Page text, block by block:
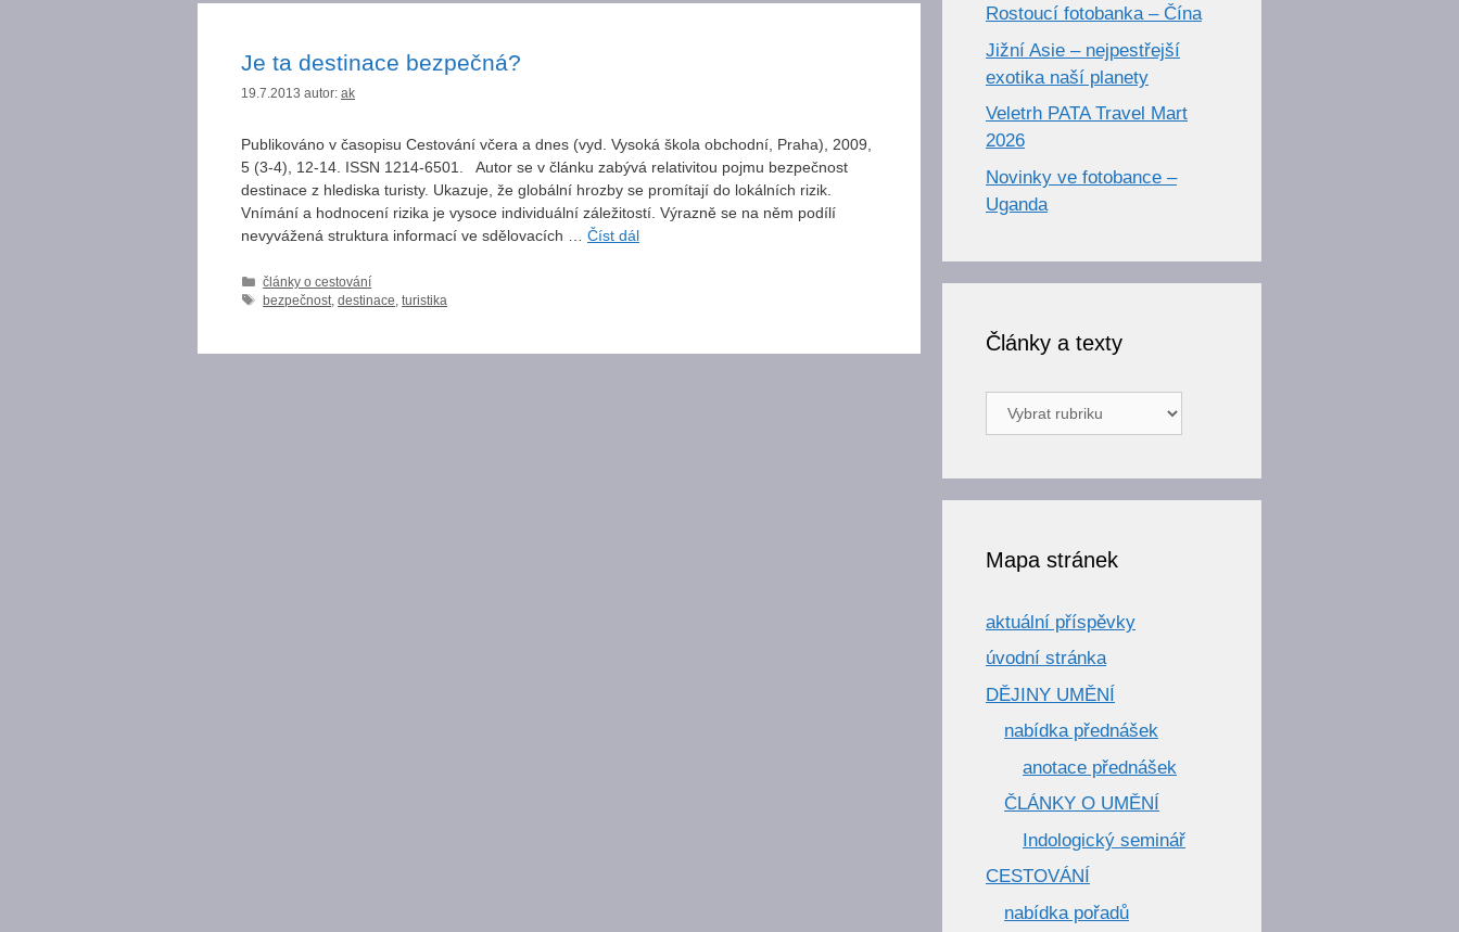
Je ta destinace bezpečná?
19.7.2013 autor: ak
Publikováno v časopisu Cestování včera a dnes (vyd. Vysoká škola obchodní, Praha), 2009,
5 (3-4), 12-14. ISSN 1214-6501. Autor se v článku zabývá relativitou pojmu bezpečnost
destinace z hlediska turisty. Ukazuje, že globální hrozby se promítají do lokálních rizik.
Vnímání a hodnocení rizika je vysoce individuální záležitostí. Výrazně se na něm podílí
nevyvážená struktura informací ve sdělovacích … Číst dál
Rubriky
články o cestování
Štítky
bezpečnost ,destinace ,turistika
Rostoucí fotobanka – Čína
Jižní Asie – nejpestřejší
exotika naší planety
Veletrh PATA Travel Mart
2026
Novinky ve fotobance –
Uganda
Články a texty
Články
a
Mapa stránek
aktuální příspěvky
úvodní stránka
DĚJINY UMĚNÍ
nabídka přednášek
anotace přednášek
ČLÁNKY O UMĚNÍ
Indologický seminář
CESTOVÁNÍ
nabídka pořadů